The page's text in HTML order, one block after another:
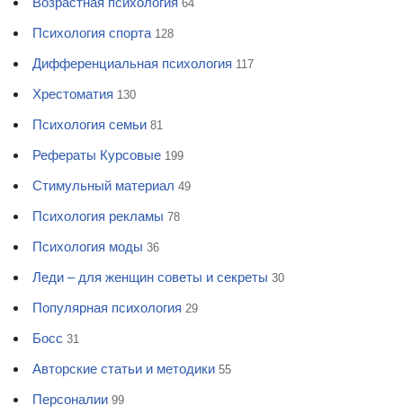
64
Психология спорта 128
Дифференциальная психология 117
Хрестоматия 130
Психология семьи 81
Рефераты Курсовые 199
Стимульный материал 49
Психология рекламы 78
Психология моды 36
Леди – для женщин советы и секреты 30
Популярная психология 29
Босс 31
Авторские статьи и методики 55
Персоналии 99